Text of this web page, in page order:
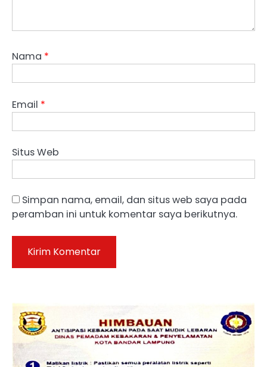
Nama *
Email *
Situs Web
Simpan nama, email, dan situs web saya pada
peramban ini untuk komentar saya berikutnya.